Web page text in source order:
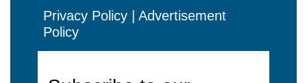
Privacy Policy | Advertisement
Policy